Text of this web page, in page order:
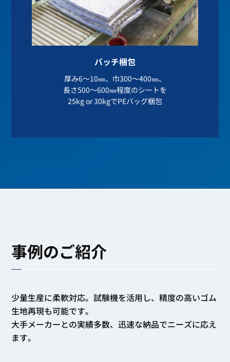
バッチ梱包
厚み6～10㎜、巾300～400㎜、
長さ500～600㎜程度のシートを
25kg or 30kgでPEバッグ梱包
事例のご紹介
少量生産に柔軟対応。試験機を活用し、精度の高いゴム
生地再現も可能です。
大手メーカーとの実績多数、迅速な納品でニーズに応え
ます。